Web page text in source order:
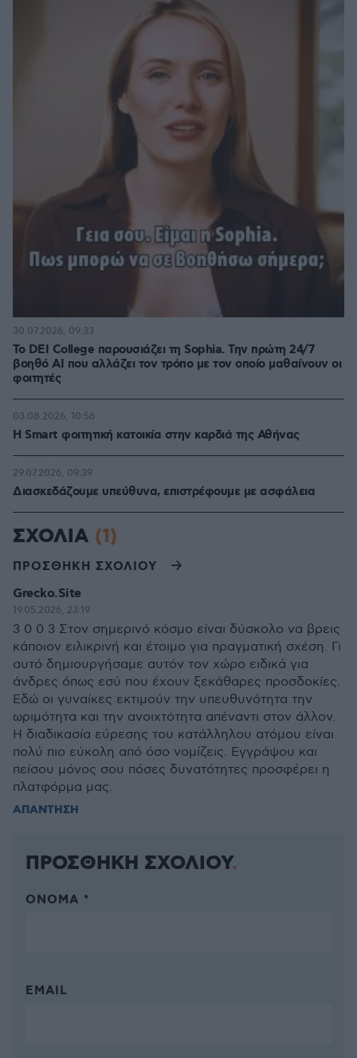
Το DEI College παρουσιάζει τη Sophia. Την πρώτη 24/7
βοηθό AI που αλλάζει τον τρόπο με τον οποίο μαθαίνουν οι
φοιτητές
30.07.2026, 09:33
Η Smart φοιτητική κατοικία στην καρδιά της Αθήνας
03.08.2026, 10:56
Διασκεδάζουμε υπεύθυνα, επιστρέφουμε με ασφάλεια
29.07.2026, 09:39
ΣΧΟΛΙΑ (1)
ΠΡΟΣΘΗΚΗ ΣΧΟΛΙΟΥ
Grecko.Site
19.05.2026, 23:19
3 0 0 3 Στον σημερινό κόσμο είναι δύσκολο να βρεις
κάποιον ειλικρινή και έτοιμο για πραγματική σχέση. Γι
αυτό δημιουργήσαμε αυτόν τον χώρο ειδικά για
άνδρες όπως εσύ που έχουν ξεκάθαρες προσδοκίες.
Εδώ οι γυναίκες εκτιμούν την υπευθυνότητα την
ωριμότητα και την ανοιχτότητα απέναντι στον άλλον.
Η διαδικασία εύρεσης του κατάλληλου ατόμου είναι
πολύ πιο εύκολη από όσο νομίζεις. Εγγράψου και
πείσου μόνος σου πόσες δυνατότητες προσφέρει η
πλατφόρμα μας.
ΑΠΑΝΤΗΣΗ
ΠΡΟΣΘΗΚΗ ΣΧΟΛΙΟΥ
ΌΝΟΜΑ *
EMAIL